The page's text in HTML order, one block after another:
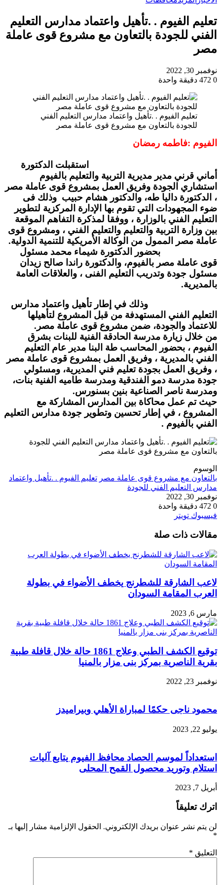
تعليم الفيوم . .تأهيل واعتماد مدارس التعليم
الفني للجودة بالتعاون مع مشروع قوى عاملة
مصر
نوفمبر 30, 2022
0
دقيقة واحدة
تعليم الفيوم . .تأهيل واعتماد مدارس التعليم الفني
للجودة بالتعاون مع مشروع قوى عاملة مصر
الفيوم :فاطمه رمضان
استقبلت الدكتورة
أماني قرني مدير مديرية التربية والتعليم بالفيوم
استشاري الجودة وفريق العمل بمشروع قوى عاملة مصر
، الدكتورة داليا طه، والدكتور هشام حبيب وذلك فى
ضوء المجهودات التي تقوم بها الإدارة المركزية لتطوير
التعليم الفني بالوزارة ، ووفقا لمذكرة التفاهم الموقعة
بين وزارة التربية والتعليم والتعليم الفني ، ومشروع قوى
عاملة مصر الممول من الوكالة الأمريكية للتنمية الدولية.
بحضور الدكتورة شيماء محمد مسئول
قوى عاملة مصر بالفيوم، والدكتورة راندا صالح زيدان
مسئول جودة وتدريب التعليم الفنى ، والعلاقات العامة
بالمديرية.
وذلك في إطار تأهيل واعتماد مدارس
التعليم الفني المستهدفة من قبل المشروع لتأهيلها
للاعتماد والجودة، ضمن مشروع قوى عاملة مصر.
من خلال زيارة مدرسة الحادقة الفنية للبنات بشرق
الفيوم ، بحضور المحاسب طة البنا مدير عام التعليم
الفني بالمديرية ، وفريق العمل بمشروع قوى عاملة مصر
، وفريق العمل بجودة تعليم فني المديرية، ومسئولي
جودة مدرسة دمو الفندقية ومدرسة طاميه الفنية بنات،
ومدرسة ناصر الصناعية بنين بسنورس.
حيث تم عمل محاكاة بين المدارس المشاركة مع
المشروع ، في إطار تحسين وتطوير جودة مدارس التعليم
الفني بالفيوم .
الوسوم
بالتعاون مع مشروع قوى عاملة مصر تعليم الفيوم . .تأهيل واعتماد
مدارس التعليم الفني للجودة
نوفمبر 30, 2022
0
دقيقة واحدة
فيسبوك تويتر
البريد
مقالات ذات صلة
لاعب الشارقة للشطرنج يخطف الأضواء في بطولة
العرب المقامة السودان
مارس 6, 2023
توقيع الكشف الطبي وعلاج 1861 حالة خلال قافلة طبية
بقرية الناصرية بمركز بنى مزار بالمنيا
نوفمبر 23, 2022
محمود ناجى حكمًا لمباراة الأهلي وبيراميدز
يوليو 22, 2023
استعداداً لموسم الحصاد محافظ الفيوم يتابع آليات
استلام وتوريد محصول القمح المحلى
أبريل 7, 2023
اترك تعليقاً
لن يتم نشر عنوان بريدك الإلكتروني. الحقول الإلزامية مشار إليها بـ
*
التعليق *